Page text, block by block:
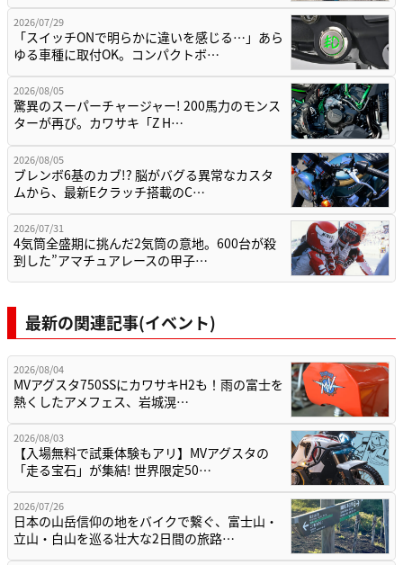
2026/07/29
「スイッチONで明らかに違いを感じる…」あら
ゆる車種に取付OK。コンパクトボ…
2026/08/05
驚異のスーパーチャージャー! 200馬力のモンス
ターが再び。カワサキ「Z H…
2026/08/05
ブレンボ6基のカブ!? 脳がバグる異常なカスタ
ムから、最新Eクラッチ搭載のC…
2026/07/31
4気筒全盛期に挑んだ2気筒の意地。600台が殺
到した”アマチュアレースの甲子…
最新の関連記事(イベント)
2026/08/04
MVアグスタ750SSにカワサキH2も！雨の富士を
熱くしたアメフェス、岩城滉…
2026/08/03
【入場無料で試乗体験もアリ】MVアグスタの
「走る宝石」が集結! 世界限定50…
2026/07/26
日本の山岳信仰の地をバイクで繋ぐ、富士山・
立山・白山を巡る壮大な2日間の旅路…